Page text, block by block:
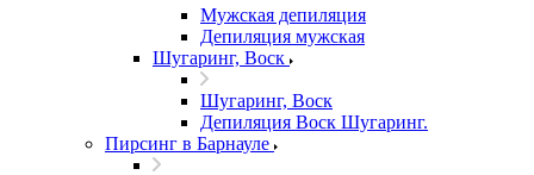
Мужская депиляция
Депиляция мужская
Шугаринг, Воск
Шугаринг, Воск
Депиляция Воск Шугаринг.
Пирсинг в Барнауле